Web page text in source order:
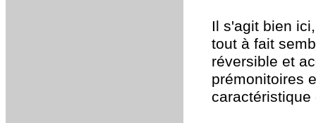
Il s'agit bien
tout à fait
réversible et
prémonitoires